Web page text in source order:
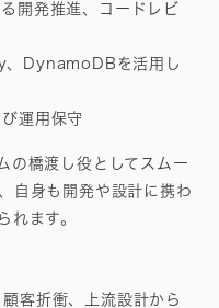
開発推進、コードレビ
DynamoDBを活用し
運用保守
の橋渡し役としてスムー
自身も開発や設計に携わ
れます。
客折衝、上流設計から